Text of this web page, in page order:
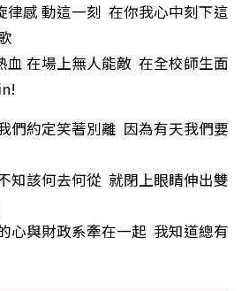
律感 動這一刻 在你我心中刻下這
血 在場上無人能敵 在全校師生面
們約定笑著別離 因為有天我們要
知該何去何從 就閉上眼睛伸出雙
心與財政系牽在一起 我知道總有